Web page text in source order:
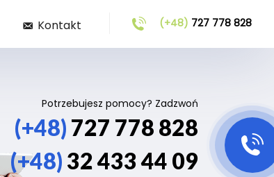
(+48) 727 778 828
Kontakt
Potrzebujesz pomocy? Zadzwoń
(+48) 727 778 828
(+48) 32 433 44 09